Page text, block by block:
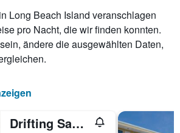
Long Beach Island veranschlagen
pro Nacht, die wir finden konnten.
ändere die ausgewählten Daten,
Drifting Sands Oceanfront Hotel